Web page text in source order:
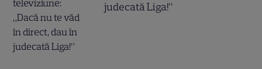
judecată Liga!”